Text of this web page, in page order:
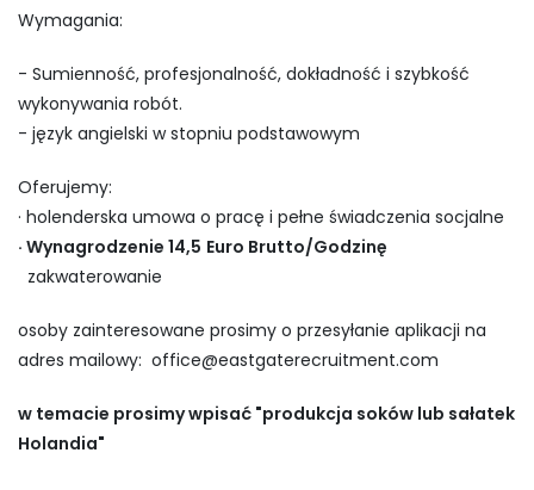
Wymagania:
- Sumienność, profesjonalność, dokładność i szybkość
wykonywania robót.
- język angielski w stopniu podstawowym
Oferujemy:
· holenderska umowa o pracę i pełne świadczenia socjalne
· Wynagrodzenie 14,5 Euro Brutto/Godzinę
zakwaterowanie
osoby zainteresowane prosimy o przesyłanie aplikacji na
adres mailowy: office@eastgaterecruitment.com
w temacie prosimy wpisać "produkcja soków lub sałatek
Holandia"